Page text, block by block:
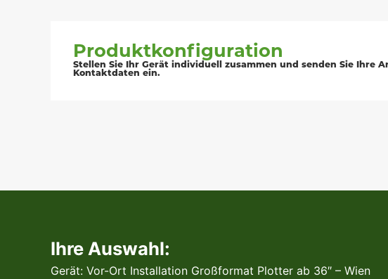
Produktkonfiguration
Stellen Sie Ihr Gerät individuell zusammen und senden Sie Ihre
Kontaktdaten ein.
Ihre Auswahl:
Gerät: Vor-Ort Installation Großformat Plotter ab 36″ – Wien